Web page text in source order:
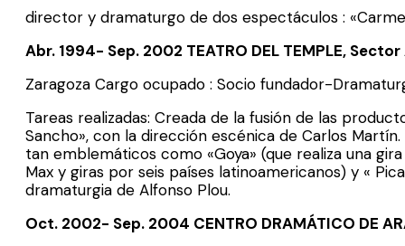
director y dramaturgo de dos espectáculos :
Abr. 1994- Sep. 2002 TEATRO DEL TEMPLE, Sector
Zaragoza Cargo ocupado : Socio fundador-
Tareas realizadas: Creada de la fusión de las
Sancho», con la dirección escénica de Carlos
tan emblemáticos como «Goya» (que realiza una
Max y giras por seis países latinoamericanos) y «
dramaturgia de Alfonso Plou.
Oct. 2002- Sep. 2004 CENTRO DRAMÁTICO DE